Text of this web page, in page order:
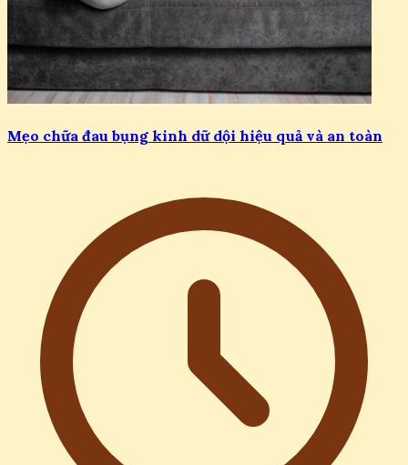
Mẹo chữa đau bụng kinh dữ dội hiệu quả và an toàn